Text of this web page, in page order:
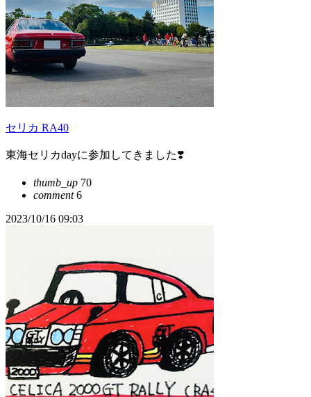
セリカ RA40
東海セリカdayに参加してきました❣️
thumb_up 70
comment6
2023/10/16 09:03